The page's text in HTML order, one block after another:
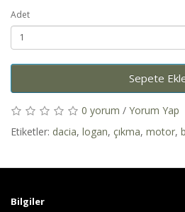
Adet
Sepete
0 yorum / Yorum Yap
Etiketler: dacia, logan, çıkma, motor,
Bilgiler